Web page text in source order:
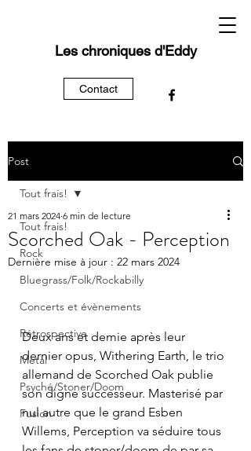
Les chroniques d'Eddy
Contact
Post
Tout frais!
Rock
Bluegrass/Folk/Rockabilly
Concerts et évènements
Rétrospective
Metal
Psyché/Stoner/Doom
Fusion
Tout frais!
Scorched Oak - Perception
21 mars 2024 6 min de lecture
Dernière mise à jour : 22 mars 2024
Deux ans et demie après leur
dernier opus, Withering Earth, le trio
allemand de Scorched Oak publie
son digne successeur. Masterisé par
nul autre que le grand Esben
Willems, Perception va séduire tous